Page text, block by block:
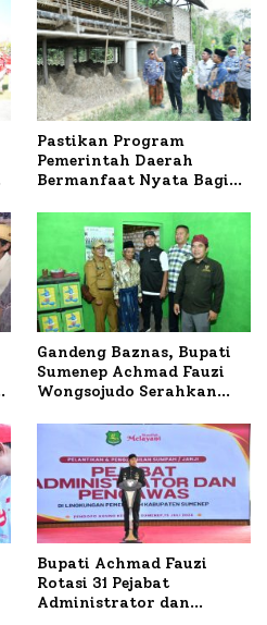
Pastikan Program
Pemerintah Daerah
Bermanfaat Nyata Bagi
Sumenep Tinjau Langsung
Budidaya Lele dan Ayam
Petelur di Desa Bataal
Timur
Gandeng Baznas, Bupati
Sumenep Achmad Fauzi
Wongsojudo Serahkan
Dua Kecamatan
Bupati Achmad Fauzi
Rotasi 31 Pejabat
Administrator dan